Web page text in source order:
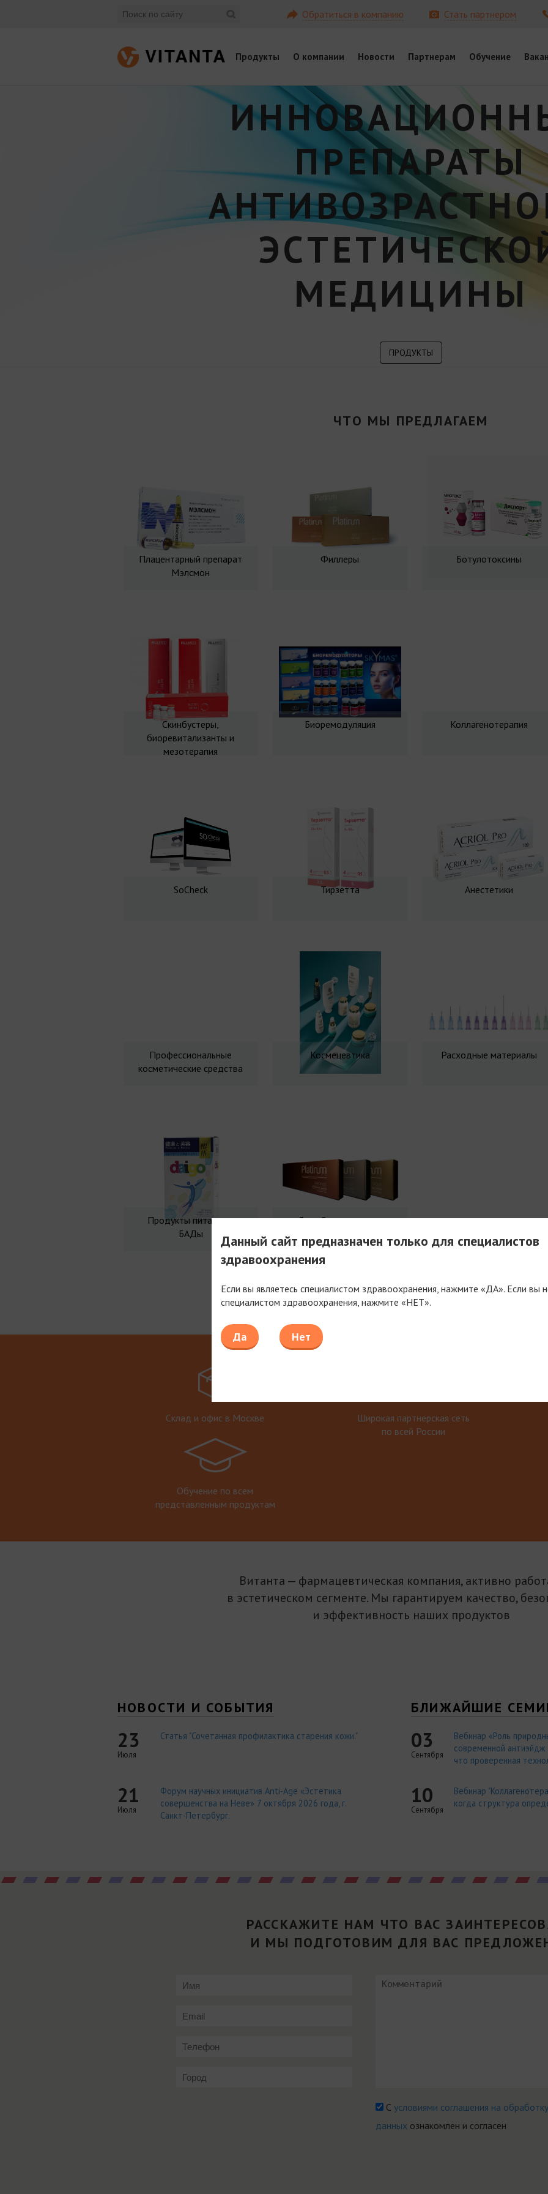
Обратиться в компанию Стать партнером
Продукты О компании Новости Партнерам Обучение
ПРЕПАРАТЫ
МЕДИЦИНЫ
ПРОДУКТЫ
ЧТО МЫ ПРЕДЛАГАЕМ
Плацентарный препарат
Мэлсмон
Филлеры Ботулотоксины
Скинбустеры,
биоревитализанты и
мезотерапия
Биоремодуляция Коллагенотерапия
SoCheck Тирзетта Анестетики
Профессиональные
косметические средства
Космецевтика Расходные материалы
Продукты питания и
БАДы
3 мл Совершенства
Мы работаем только с компаниями, имеющими
Склад и офис в Москве
Широкая партнерская сеть
по всей России
Обучение по всем
представленным продуктам
Витанта — фармацевтическая компания, активно
в эстетическом сегменте. Мы гарантируем качество,
и эффективность наших продуктов
НОВОСТИ И СОБЫТИЯ
23
Июля
Статья "Сочетанная профилактика старения кожи."
21
Июля
Форум научных инициатив Anti-Age «Эстетика
совершенства на Неве» 7 октября 2026 года, г.
Санкт-Петербург.
БЛИЖАЙШИЕ
03
Сентября
Вебинар «Роль
современной
что проверенная
10
Сентября
Вебинар
когда структура
РАССКАЖИТЕ НАМ ЧТО ВАС
И МЫ ПОДГОТОВИМ ДЛЯ ВАС
Сусловиями соглашения на
данных ознакомлен и согласен
Данный сайт предназначен только для специалистов
здравоохранения
Если вы являетесь специалистом здравоохранения, нажмите «ДА». Если вы
специалистом здравоохранения, нажмите «НЕТ».
Да Нет